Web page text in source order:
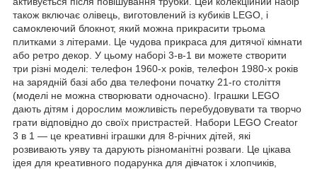
також включає олівець, виготовлений із кубиків LEGO, і
самоклеючий блокнот, який можна прикрасити трьома
плитками з літерами. Це чудова прикраса для дитячої кімнати
або ретро декор. У цьому наборі 3-в-1 ви можете створити
три різні моделі: телефон 1960-х років, телефон 1980-х років
на зарядній базі або два телефони початку 21-го століття
(моделі не можна створювати одночасно). Іграшки LEGO
дають дітям і дорослим можливість перебудовувати та творчо
грати відповідно до своїх пристрастей. Набори LEGO Creator
3 в 1 — це креативні іграшки для 8-річних дітей, які
розвивають уяву та дарують різноманітні розваги. Це цікава
ідея для креативного подарунка для дівчаток і хлопчиків,